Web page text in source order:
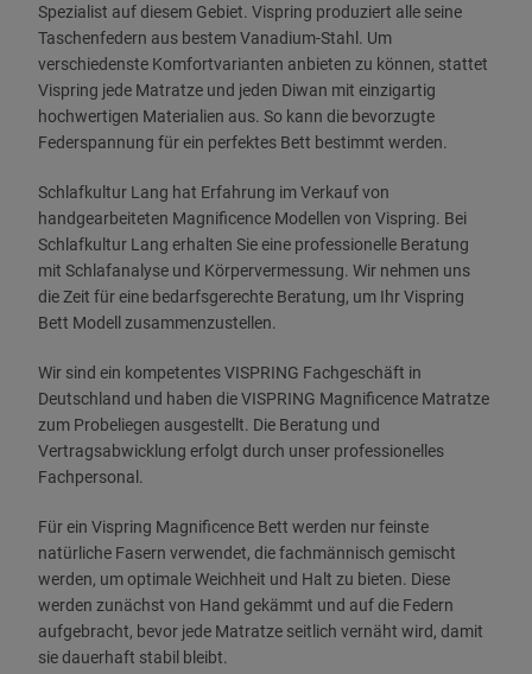
Spezialist auf diesem Gebiet. Vispring produziert alle seine
Taschenfedern aus bestem Vanadium-Stahl. Um
verschiedenste Komfortvarianten anbieten zu können, stattet
Vispring jede Matratze und jeden Diwan mit einzigartig
hochwertigen Materialien aus. So kann die bevorzugte
Federspannung für ein perfektes Bett bestimmt werden.
Schlafkultur Lang hat Erfahrung im Verkauf von
handgearbeiteten Magnificence Modellen von Vispring. Bei
Schlafkultur Lang erhalten Sie eine professionelle Beratung
mit Schlafanalyse und Körpervermessung. Wir nehmen uns
die Zeit für eine bedarfsgerechte Beratung, um Ihr Vispring
Bett Modell zusammenzustellen.
Wir sind ein kompetentes VISPRING Fachgeschäft in
Deutschland und haben die VISPRING Magnificence Matratze
zum Probeliegen ausgestellt. Die Beratung und
Vertragsabwicklung erfolgt durch unser professionelles
Fachpersonal.
Für ein Vispring Magnificence Bett werden nur feinste
natürliche Fasern verwendet, die fachmännisch gemischt
werden, um optimale Weichheit und Halt zu bieten. Diese
werden zunächst von Hand gekämmt und auf die Federn
aufgebracht, bevor jede Matratze seitlich vernäht wird, damit
sie dauerhaft stabil bleibt.